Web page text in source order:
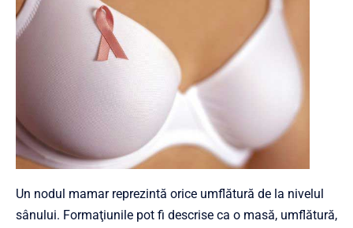
Un nodul mamar reprezintă orice umflătură de la nivelul
sânului. Formaţiunile pot fi descrise ca o masă, umflătură,